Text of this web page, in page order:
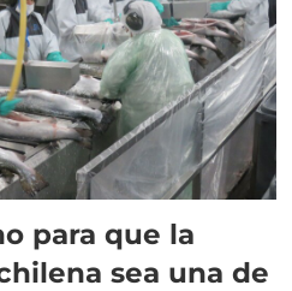
para que la
sea una de